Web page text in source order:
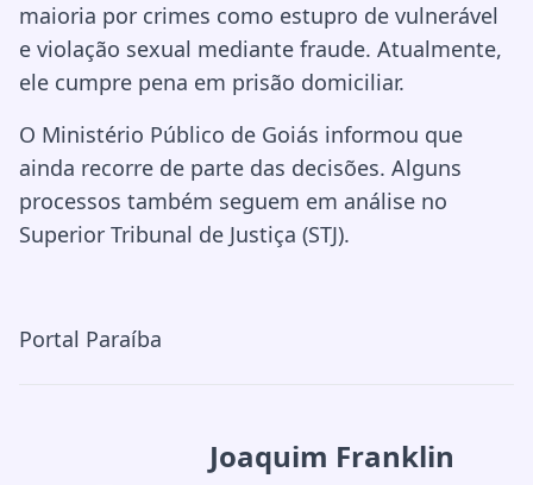
maioria por crimes como estupro de vulnerável
e violação sexual mediante fraude. Atualmente,
ele cumpre pena em prisão domiciliar.
O Ministério Público de Goiás informou que
ainda recorre de parte das decisões. Alguns
processos também seguem em análise no
Superior Tribunal de Justiça (STJ).
Portal Paraíba
Joaquim Franklin